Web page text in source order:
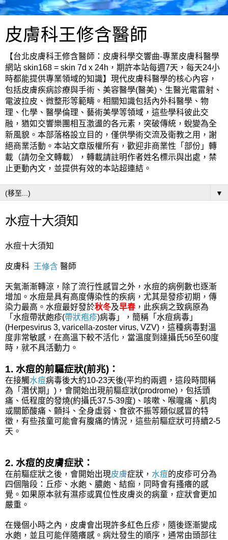
皮膚科王修含醫師
【台北皮膚科王修含醫師：皮膚科學交響曲-專業皮膚科醫學
網站 skin168 = skin 7d x 24h，期許本站每週7天，每天24小
時都能提供專業領域的知識】現代皮膚科醫學的核心內容，
包括皮膚疾病診療與手術、美容醫學(醫美)、生醫光電雷射、
電波拉皮、微整形等範疇。相關知識包括內外科醫學、物
理、化學、醫學倫理、藝術美學等領域，這些學科彼此交
融，猶如交響樂團相互激盪的各元素，突破傳統，蛻變為全
新風貌。本部落格設立目的，僅供學術交流及衛教之用，謝
絕商業活動。本站文章版權所有，歡迎非商業性「部份」轉
載（請勿全文轉載），轉載請註明作者姓名標示與出處，禁
止更動內文，並提供有效的本站超連結。
▼
水痘十大須知
水痘十大須知
皮膚科 王修含 醫師
天氣漸漸轉涼，除了流行性感冒之外，水痘的病例數也逐漸
增加。水痘是具有高度傳染性的疾病，尤其是發疹初期，傳
染力最高。水痘最好發於秋冬及早春 ，此疾病之致病原為
「水痘帶狀皰疹(帶狀疱疹)病毒」，簡稱「水痘病毒」
(Herpesvirus 3, varicella-zoster virus, VZV)，這種病毒對溫
度非常敏感，在高溫下較不活化，當溫度到達攝氏56至60度
時，就不具活動力。
1. 水痘的前驅症狀(前兆)：
在接觸水痘病毒後大約10-23天後(平均約兩週，這段時間稱
為「潛伏期」)，會開始出現前驅症狀(prodrome)，包括頭
痛、低程度的發燒(約攝氏37.5-39度)、咳嗽、喉嚨痛、肌肉
或關節酸痛、顫抖、全身虛弱、食欲不振等類似感冒的特
徵，有些孩童可能會有腹痛的情況，這些前驅症狀可持續2-5
天。
2. 水痘的皮膚症狀：
在前驅症狀之後，會開始出現皮膚症狀， 水痘的皮疹可分為
四個階段：丘疹、水皰、膿皰、結痂，同時會有搔癢的感
覺。如果原本就有濕疹或異位性皮膚炎的病童，症狀會更加
嚴重。
在幾個小時之內，皮膚會出現許多紅色丘疹，隨後逐漸變成
水皰，並且可能伴隨癢感。病灶發生的順序，通常由頭部往